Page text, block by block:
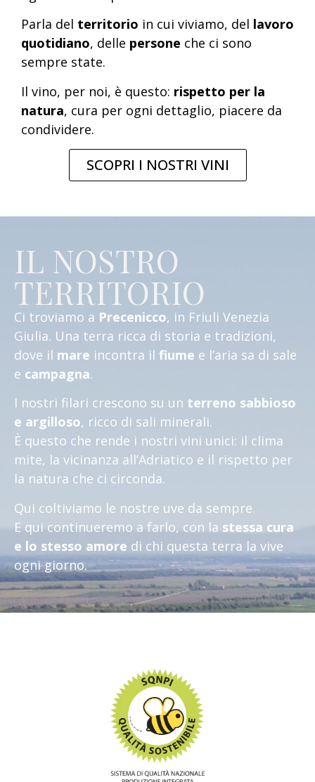
Parla del territorio in cui viviamo, del lavoro
quotidiano, delle persone che ci sono
sempre state.
Il vino, per noi, è questo: rispetto per la
natura, cura per ogni dettaglio, piacere da
condividere.
SCOPRI I NOSTRI VINI
IL NOSTRO
TERRITORIO
Ci troviamo a Precenicco, in Friuli Venezia
Giulia. Una terra ricca di storia e tradizioni,
dove il mare incontra il fiume e l’aria sa di sale
e campagna.
I nostri filari crescono su un terreno sabbioso
e argilloso, ricco di sali minerali.
È questo che rende i nostri vini unici: il clima
mite, la vicinanza all’Adriatico e il rispetto per
la natura che ci circonda.
Qui coltiviamo le nostre uve da sempre.
E qui continueremo a farlo, con la stessa cura
e lo stesso amore di chi questa terra la vive
ogni giorno.